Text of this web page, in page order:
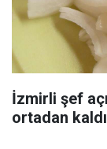
İzmirli şef
ortadan